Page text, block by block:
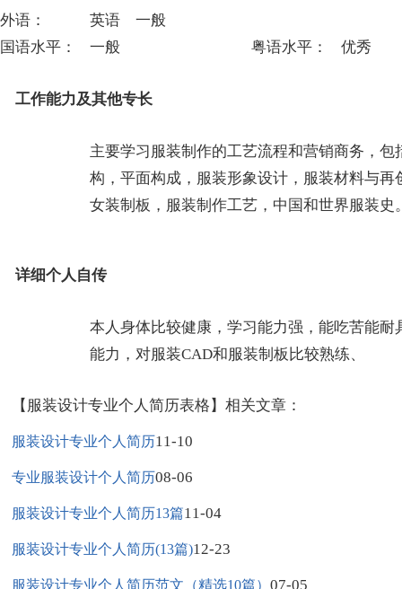
外语：
英语 一般
国语水平：
一般 粤语水平： 优秀
工作能力及其他专长
主要学习服装制作的工艺流程和营销商务，包
构，平面构成，服装形象设计，服装材料与再
女装制板，服装制作工艺，中国和世界服装史
详细个人自传
本人身体比较健康，学习能力强，能吃苦能耐
能力，对服装CAD和服装制板比较熟练、
【服装设计专业个人简历表格】相关文章：
服装设计专业个人简历11-10
专业服装设计个人简历08-06
服装设计专业个人简历13篇11-04
服装设计专业个人简历(13篇)12-23
服装设计专业个人简历范文（精选10篇）07-05